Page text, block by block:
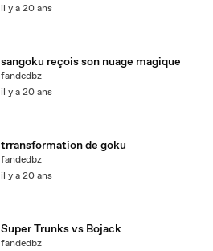
il y a 20 ans
sangoku reçois son nuage magique
fandedbz
il y a 20 ans
trransformation de goku
fandedbz
il y a 20 ans
Super Trunks vs Bojack
fandedbz